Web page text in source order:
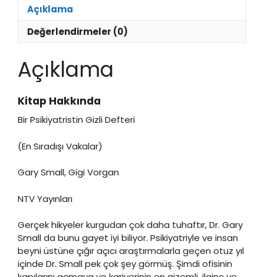
Açıklama
Değerlendirmeler (0)
Açıklama
Kitap Hakkında
Bir Psikiyatristin Gizli Defteri
(En Sıradışı Vakalar)
Gary Small, Gigi Vorgan
NTV Yayınları
Gerçek hikyeler kurgudan çok daha tuhaftır, Dr. Gary
Small da bunu gayet iyi biliyor. Psikiyatriyle ve insan
beyni üstüne çığır açıcı araştırmalarla geçen otuz yıl
içinde Dr. Small pek çok şey görmüş. Şimdi ofisinin